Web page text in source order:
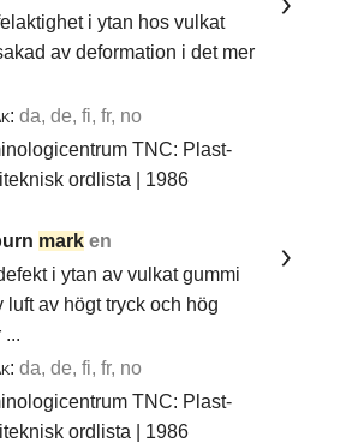
i ytan hos vulkat
av deformation i det mer
da, de, fi, fr, no
TNC: Plast-
ordlista | 1986
mark en
i ytan av vulkat gummi
luft av högt tryck och hög
...
da, de, fi, fr, no
TNC: Plast-
ordlista | 1986